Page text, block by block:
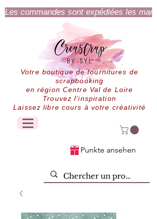
Les commandes sont expédiées les
Votre boutique de fournitures de
scrapbooking
en région Centre Val de Loire
Trouvez l'inspiration
Laissez libre cours à votre créativité
Punkte ansehen